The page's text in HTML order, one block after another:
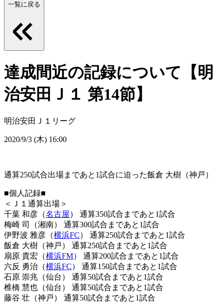
一覧に戻る
達成間近の記録について【明
治安田Ｊ１ 第14節】
明治安田Ｊ１リーグ
2020/9/3 (木) 16:00
通算250試合出場まであと1試合に迫った飯倉 大樹（神戸）
■個人記録■
＜Ｊ１通算出場＞
千葉 和彦（名古屋） 通算350試合まであと1試合
梅崎 司（湘南） 通算300試合まであと1試合
伊野波 雅彦（横浜FC） 通算250試合まであと1試合
飯倉 大樹（神戸） 通算250試合まであと1試合
扇原 貴宏（横浜FM） 通算200試合まであと1試合
六反 勇治（横浜FC） 通算150試合まであと1試合
石原 崇兆（仙台） 通算50試合まであと1試合
椎橋 慧也（仙台） 通算50試合まであと1試合
藤谷 壮（神戸） 通算50試合まであと1試合